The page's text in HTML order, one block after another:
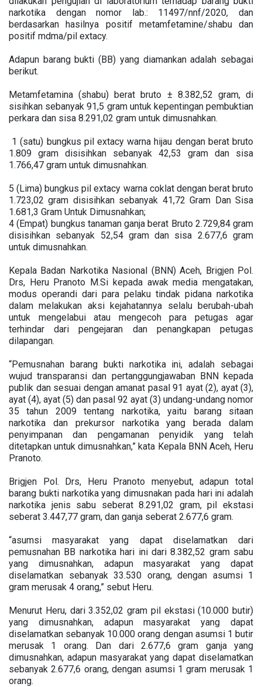
narkotika dengan nomor lab.: 11497/nnf/2020, dan
berdasarkan hasilnya positif metamfetamine/shabu dan
positif mdma/pil extacy.
Adapun barang bukti (BB) yang diamankan adalah sebagai
berikut.
Metamfetamina (shabu) berat bruto ± 8.382,52 gram, di
sisihkan sebanyak 91,5 gram untuk kepentingan pembuktian
perkara dan sisa 8.291,02 gram untuk dimusnahkan.
1 (satu) bungkus pil extacy warna hijau dengan berat bruto
1.809 gram disisihkan sebanyak 42,53 gram dan sisa
1.766,47 gram untuk dimusnahkan.
5 (Lima) bungkus pil extacy warna coklat dengan berat bruto
1.723,02 gram disisihkan sebanyak 41,72 Gram Dan Sisa
1.681,3 Gram Untuk Dimusnahkan;
4 (Empat) bungkus tanaman ganja berat Bruto 2.729,84 gram
disisihkan sebanyak 52,54 gram dan sisa 2.677,6 gram
untuk dimusnahkan.
Kepala Badan Narkotika Nasional (BNN) Aceh, Brigjen Pol.
Drs, Heru Pranoto M.Si kepada awak media mengatakan,
modus operandi dari para pelaku tindak pidana narkotika
dalam melakukan aksi kejahatannya selalu berubah-ubah
untuk mengelabui atau mengecoh para petugas agar
terhindar dari pengejaran dan penangkapan petugas
dilapangan.
“Pemusnahan barang bukti narkotika ini, adalah sebagai
wujud transparansi dan pertanggungjawaban BNN kepada
publik dan sesuai dengan amanat pasal 91 ayat (2), ayat (3),
ayat (4), ayat (5) dan pasal 92 ayat (3) undang-undang nomor
35 tahun 2009 tentang narkotika, yaitu barang sitaan
narkotika dan prekursor narkotika yang berada dalam
penyimpanan dan pengamanan penyidik yang telah
ditetapkan untuk dimusnahkan,” kata Kepala BNN Aceh, Heru
Pranoto.
Brigjen Pol. Drs, Heru Pranoto menyebut, adapun total
barang bukti narkotika yang dimusnakan pada hari ini adalah
narkotika jenis sabu seberat 8.291,02 gram, pil ekstasi
seberat 3.447,77 gram, dan ganja seberat 2.677,6 gram.
“asumsi masyarakat yang dapat diselamatkan dari
pemusnahan BB narkotika hari ini dari 8.382,52 gram sabu
yang dimusnahkan, adapun masyarakat yang dapat
diselamatkan sebanyak 33.530 orang, dengan asumsi 1
gram merusak 4 orang,” sebut Heru.
Menurut Heru, dari 3.352,02 gram pil ekstasi (10.000 butir)
yang dimusnahkan, adapun masyarakat yang dapat
diselamatkan sebanyak 10.000 orang dengan asumsi 1 butir
merusak 1 orang. Dan dari 2.677,6 gram ganja yang
dimusnahkan, adapun masyarakat yang dapat diselamatkan
sebanyak 2.677,6 orang, dengan asumsi 1 gram merusak 1
orang.